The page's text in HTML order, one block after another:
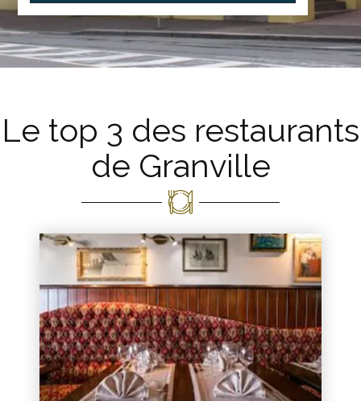
Le top 3 des restaurants
de Granville